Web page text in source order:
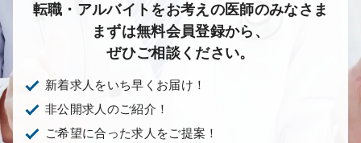
転職・アルバイトをお考えの医師のみなさま
まずは無料会員登録から、
ぜひご相談ください。
新着求人をいち早くお届け！
非公開求人のご紹介！
ご希望に合った求人をご提案！